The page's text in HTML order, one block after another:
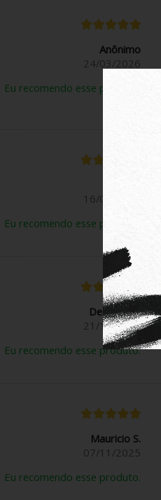
Anônimo
24/03/2026
Eu recomendo esse produto.
16/03/2026
Eu recomendo esse produto.
Deivison N.
21/11/2025
Eu recomendo esse produto.
Mauricio S.
07/11/2025
Eu recomendo esse produto.